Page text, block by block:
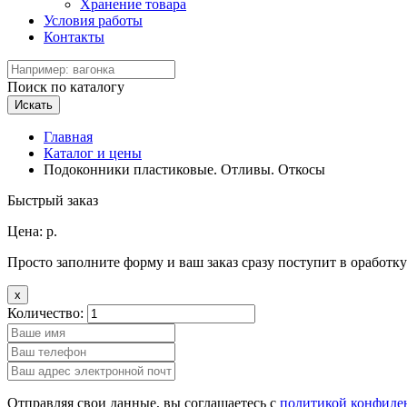
Хранение товара
Условия работы
Контакты
Поиск по каталогу
Искать
Главная
Каталог и цены
Подоконники пластиковые. Отливы. Откосы
Быстрый заказ
Цена: р.
Просто заполните форму и ваш заказ сразу поступит в
x
Количество:
Отправляя свои данные, вы соглашаетесь с политикой